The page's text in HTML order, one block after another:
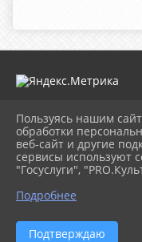
2026 г. mugdk.ru
Вход
Карта сайта
Политика обработки
Сделано на KubCMS
Пользуясь нашим
обработки
веб-сайт и другие
сервисы используют
"Госуслуги",
Подробнее
Подтверждаю